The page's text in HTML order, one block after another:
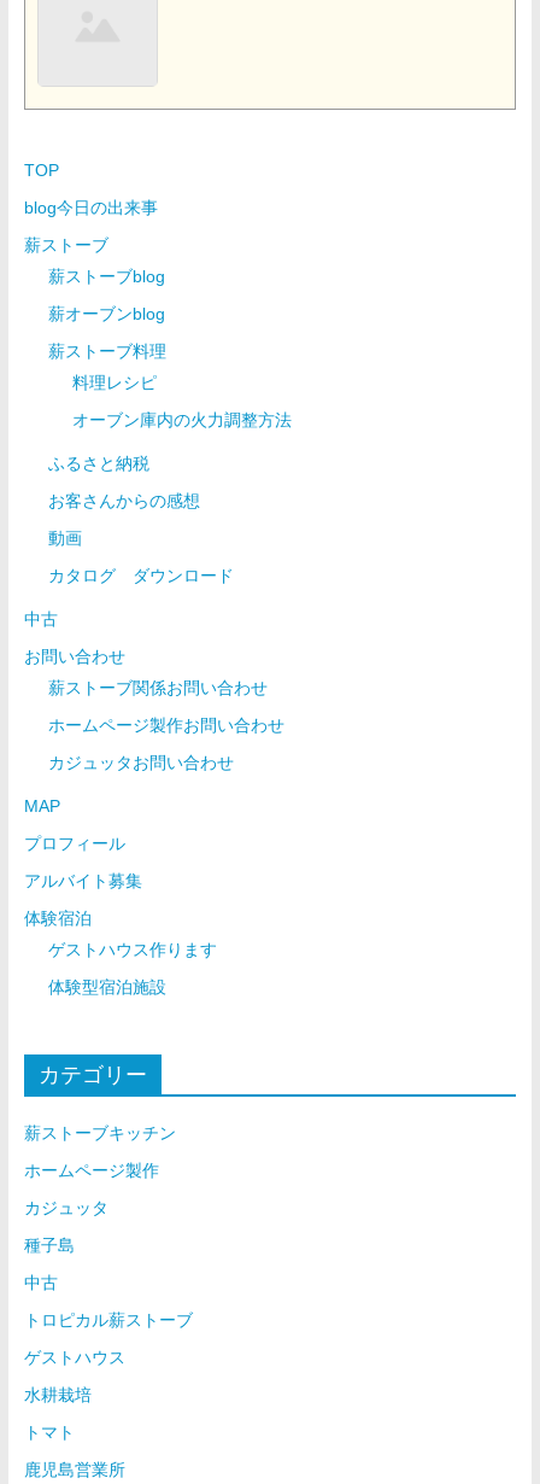
TOP
blog今日の出来事
薪ストーブ
薪ストーブblog
薪オーブンblog
薪ストーブ料理
料理レシピ
オーブン庫内の火力調整方法
ふるさと納税
お客さんからの感想
動画
カタログ ダウンロード
中古
お問い合わせ
薪ストーブ関係お問い合わせ
ホームページ製作お問い合わせ
カジュッタお問い合わせ
MAP
プロフィール
アルバイト募集
体験宿泊
ゲストハウス作ります
体験型宿泊施設
カテゴリー
薪ストーブキッチン
ホームページ製作
カジュッタ
種子島
中古
トロピカル薪ストーブ
ゲストハウス
水耕栽培
トマト
鹿児島営業所